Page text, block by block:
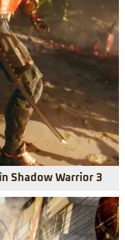
Shadow Warrior 3